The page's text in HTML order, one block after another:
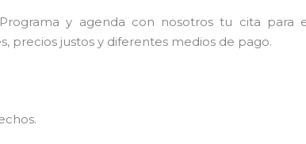
y agenda con nosotros tu cita para
precios justos y diferentes medios de pago.